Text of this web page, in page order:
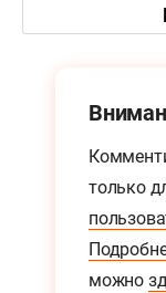
только
можно